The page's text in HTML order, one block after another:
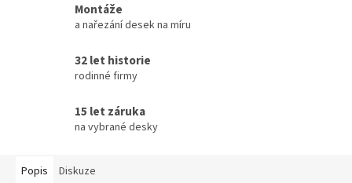
Montáže
a nařezání desek na míru
32 let historie
rodinné firmy
15 let záruka
na vybrané desky
Popis Diskuze